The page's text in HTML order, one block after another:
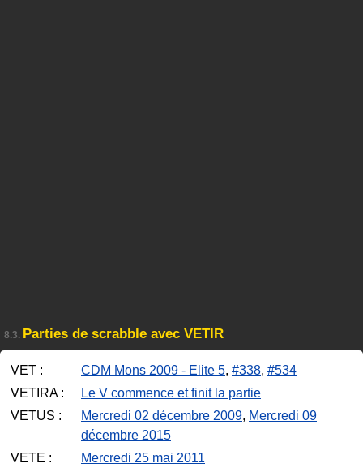
8.3. Parties de scrabble avec VETIR
VET : CDM Mons 2009 - Elite 5, #338, #534
VETIRA :
Le V commence et finit la partie
VETUS :
Mercredi 02 décembre 2009, Mercredi 09
décembre 2015
VETE :
Mercredi 25 mai 2011